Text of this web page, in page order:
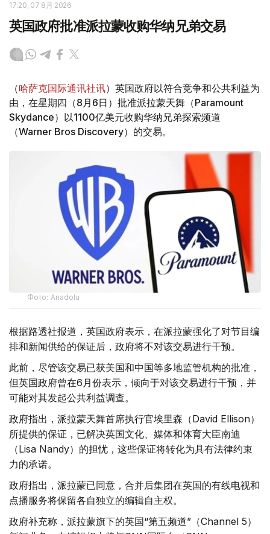
17:20, 07 8月 2026
英国政府批准派拉蒙收购华纳兄弟交易
（哈萨克国际通讯社讯）英国政府以符合竞争和公共利益为
由，在星期四（8月6日）批准派拉蒙天舞（Paramount
Skydance）以1100亿美元收购华纳兄弟探索频道
（Warner Bros Discovery）的交易。
Фото: Аnadolu
根据路透社报道，英国政府表示，在派拉蒙强化了对节目编
排和新闻供给的保证后，政府将不对该交易进行干预。
此前，尽管该交易已获美国和中国等多地监管机构的批准，
但英国政府曾在6月份表示，倾向于对该交易进行干预，并
可能对其发起公共利益调查。
政府指出，派拉蒙天舞首席执行官埃里森（David Ellison）
所提供的保证，已解决英国文化、媒体和体育大臣南迪
（Lisa Nandy）的担忧，这些保证将转化为具有法律约束
力的承诺。
政府指出，派拉蒙已同意，合并后集团在英国的有线电视和
点播服务将保留各自独立的编辑自主权。
政府补充称，派拉蒙旗下的英国“第五频道”（Channel 5）